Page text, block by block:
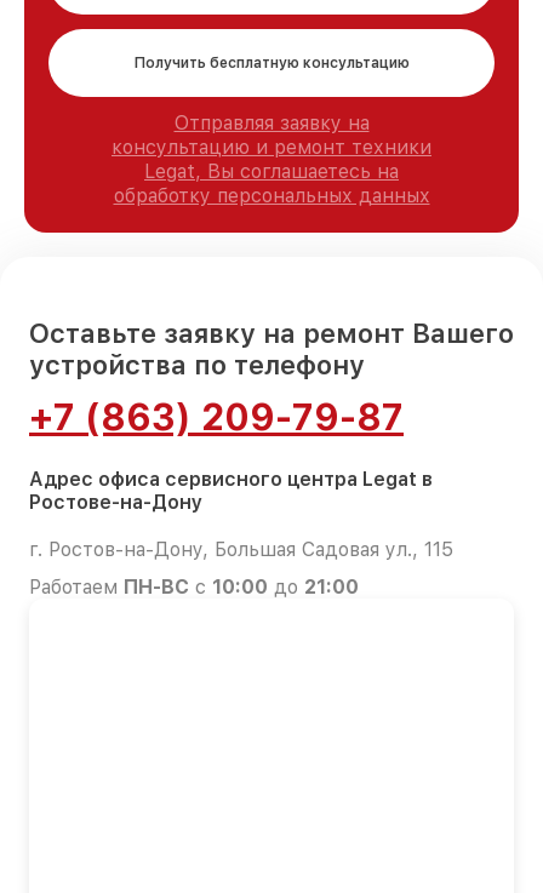
Получить бесплатную консультацию
Отправляя заявку на
консультацию и ремонт техники
Legat, Вы соглашаетесь на
обработку персональных данных
Оставьте заявку на ремонт Вашего
устройства по телефону
+7 (863) 209-79-87
Адрес офиса сервисного центра Legat в
Ростове-на-Дону
г. Ростов-на-Дону, Большая Садовая ул., 115
Работаем ПН-ВС с 10:00 до 21:00